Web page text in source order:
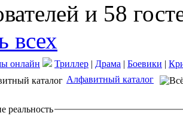
и 58
всех
онлайн Триллер | Драма | Боевики |
Алфавитный каталог
реальность